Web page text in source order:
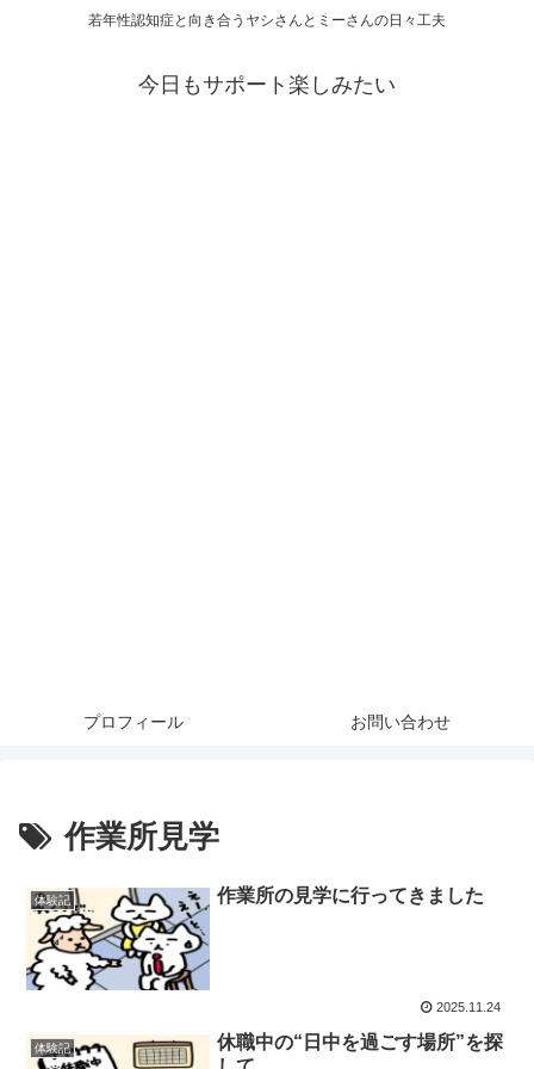
若年性認知症と向き合うヤシさんとミーさんの日々工夫
今日もサポート楽しみたい
プロフィール お問い合わせ
作業所見学
体験記 作業所の見学に行ってきました
2025.11.24
体験記
休職中の“日中を過ごす場所”を探